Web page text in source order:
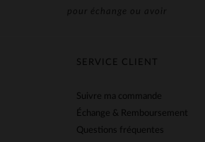
pour échange ou avoir
SERVICE CLIENT
Suivre ma commande
Échange & Remboursement
Questions fréquentes